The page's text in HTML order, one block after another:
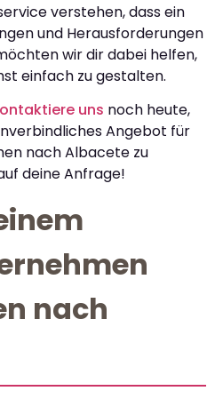
verstehen, dass ein
und Herausforderungen
wir dir dabei helfen,
einfach zu gestalten.
uns noch heute,
Angebot für
nach Albacete zu
deine Anfrage!
nach